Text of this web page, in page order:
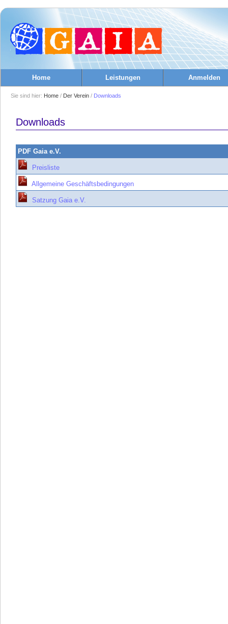
Home Leistungen Anmelden
Sie sind hier: Home / Der Verein / Downloads
Downloads
PDF Gaia e.V.
Preisliste
Allgemeine Geschäftsbedingungen
Satzung Gaia e.V.